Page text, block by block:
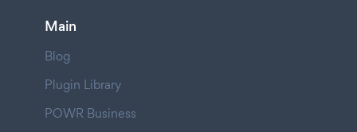
Main
Blog
Plugin Library
POWR Business